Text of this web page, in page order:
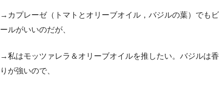
→カプレーゼ（トマトとオリーブオイル，バジルの葉）でもビ
ールがいいのだが、
→私はモッツァレラ＆オリーブオイルを推したい。バジルは香
りが強いので、